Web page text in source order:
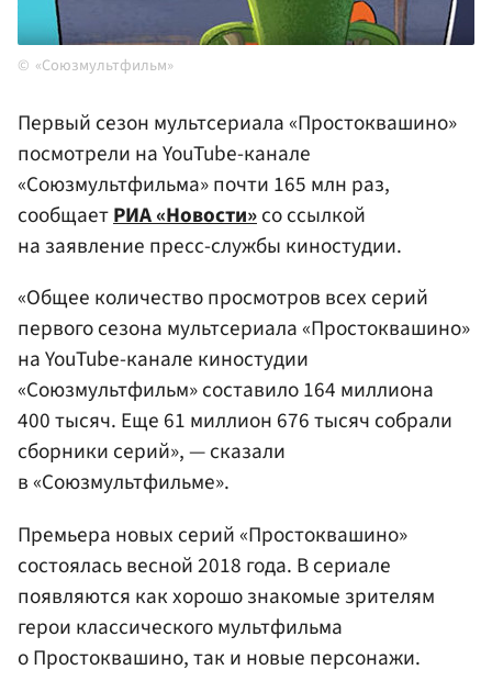
«Союзмультфильм»
Первый сезон мультсериала «Простоквашино»
посмотрели на YouTube-канале
«Союзмультфильма» почти 165 млн раз,
сообщаетРИА «Новости»со ссылкой
на заявление пресс-службы киностудии.
«Общее количество просмотров всех серий
первого сезона мультсериала «Простоквашино»
на YouTube-канале киностудии
«Союзмультфильм» составило 164 миллиона
400 тысяч. Еще 61 миллион 676 тысяч собрали
сборники серий», — сказали
в «Союзмультфильме».
Премьера новых серий «Простоквашино»
состоялась весной 2018 года. В сериале
появляются как хорошо знакомые зрителям
герои классического мультфильма
о Простоквашино, так и новые персонажи.